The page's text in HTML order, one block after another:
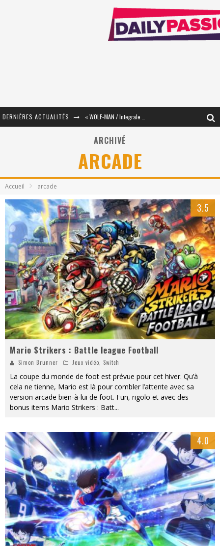
DERNIÈRES ACTUALITÉS
« Le Béton et le Bambou / Propositions pour Mayotte et le Monde. » - Améliorations !
PsyRiver 2026 : la magie revient sur les rives de l’Aar
« MOFUSAND / Parler Japonais » – Des Expressions Pratiques !
« Dr Wertham / L’homme qui étudia les tueurs en série » - Un Métier à Risque !
Assassin's Creed Black Flag Resynced
« Le Vent dand les Saules » - Une Belle Histoire !
« Damn Them All » - Un duo de Choc !
Yoshi and the mysterious book
ARCHIVÉ
ARCADE
Accueil arcade
3.5
Mario Strikers : Battle league Football
Simon Brunner Jeux vidéo, Switch
La coupe du monde de foot est prévue pour cet hiver. Qu’à
cela ne tienne, Mario est là pour combler l’attente avec sa
version arcade bien-à-lui de foot. Fun, rigolo et avec des
bonus items Mario Strikers : Batt...
4.0